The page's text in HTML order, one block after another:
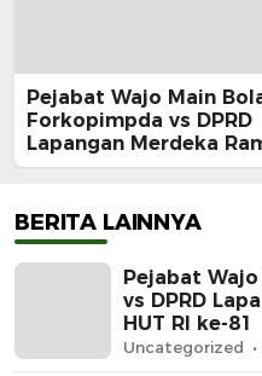
Pejabat Wajo Main
Forkopimpda vs DPRD
Lapangan Merdeka
di HUT RI ke-81
BERITA LAINNYA
Pejabat
vs DPRD
HUT RI ke-81
Uncategorized